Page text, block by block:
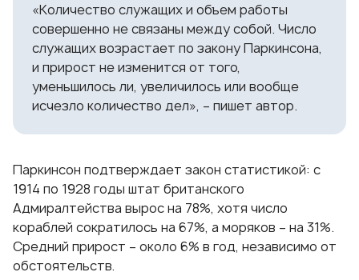
«Количество служащих и объем работы
совершенно не связаны между собой. Число
служащих возрастает по закону Паркинсона,
и прирост не изменится от того,
уменьшилось ли, увеличилось или вообще
исчезло количество дел», – пишет автор.
Паркинсон подтверждает закон статистикой: с
1914 по 1928 годы штат британского
Адмиралтейства вырос на 78%, хотя число
кораблей сократилось на 67%, а моряков – на 31%.
Средний прирост – около 6% в год, независимо от
обстоятельств.